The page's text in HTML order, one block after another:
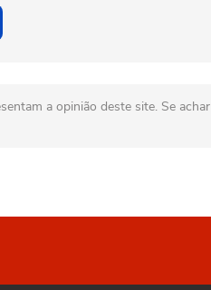
a opinião deste site. Se achar